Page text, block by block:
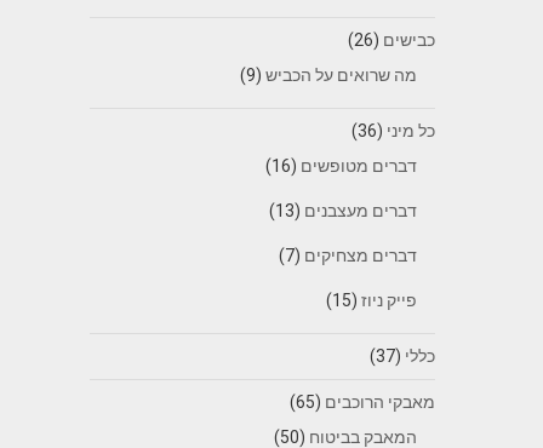
כבישים (26)
מה שרואים על הכביש(9)
כל מיני (36)
דברים מטופשים (16)
דברים מעצבנים (13)
דברים מצחיקים (7)
פייק ניוז(15)
כללי (37)
מאבקי הרוכבים (65)
המאבק בביטוח (50)